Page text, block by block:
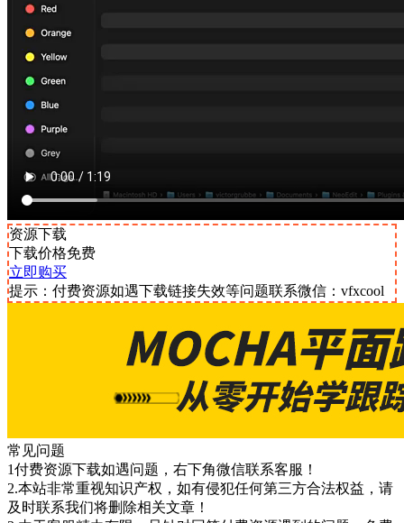
资源下载
下载价格免费
立即购买
提示：付费资源如遇下载链接失效等问题联系微信：vfxcool
常见问题
1付费资源下载如遇问题，右下角微信联系客服！
2.本站非常重视知识产权，如有侵犯任何第三方合法权益，请
及时联系我们将删除相关文章！